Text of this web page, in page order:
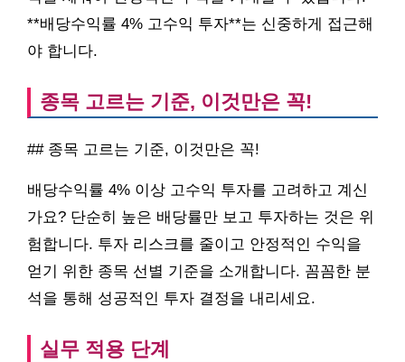
**배당수익률 4% 고수익 투자**는 신중하게 접근해
야 합니다.
종목 고르는 기준, 이것만은 꼭!
## 종목 고르는 기준, 이것만은 꼭!
배당수익률 4% 이상 고수익 투자를 고려하고 계신
가요? 단순히 높은 배당률만 보고 투자하는 것은 위
험합니다. 투자 리스크를 줄이고 안정적인 수익을
얻기 위한 종목 선별 기준을 소개합니다. 꼼꼼한 분
석을 통해 성공적인 투자 결정을 내리세요.
실무 적용 단계